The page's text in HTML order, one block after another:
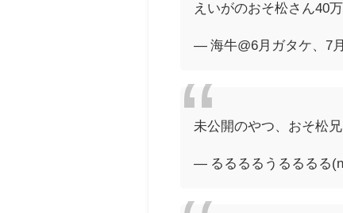
えいがのおそ松さん40
— 海牛@6月ガタケ、7
未公開のやつ、おそ松
— るるるるうるるるる